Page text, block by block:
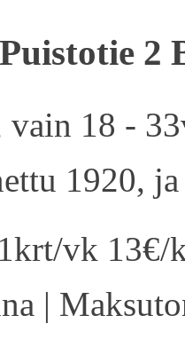
2
vain 18 -
1920,
vk
|